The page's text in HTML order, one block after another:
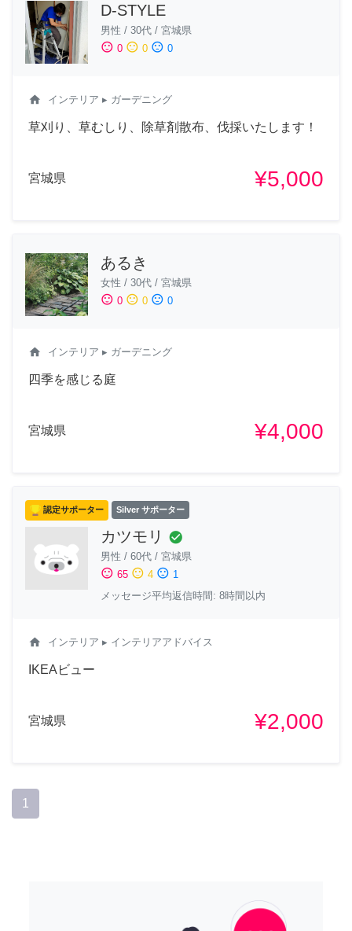
D-STYLE
男性 / 30代 / 宮城県
sentiment_satisfied 0 sentiment_neutral 0 sentiment_dissatisfied 0
home インテリア ▸ ガーデニング
草刈り、草むしり、除草剤散布、伐採いたします！
宮城県 ¥5,000
あるき
女性 / 30代 / 宮城県
sentiment_satisfied 0 sentiment_neutral 0 sentiment_dissatisfied 0
home インテリア ▸ ガーデニング
四季を感じる庭
宮城県 ¥4,000
認定サポーター Silver サポーター
カツモリ check_circle
男性 / 60代 / 宮城県
sentiment_satisfied 65 sentiment_neutral 4 sentiment_dissatisfied 1
メッセージ平均返信時間: 8時間以内
home インテリア ▸ インテリアアドバイス
IKEAビュー
宮城県 ¥2,000
1